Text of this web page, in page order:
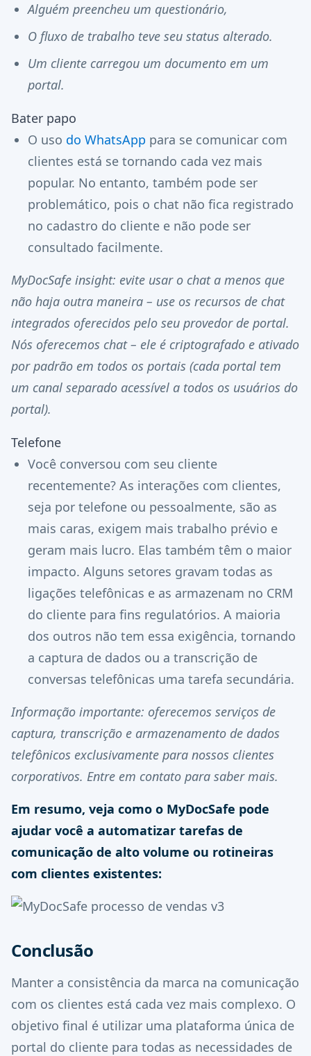
Alguém preencheu um questionário,
O fluxo de trabalho teve seu status alterado.
Um cliente carregou um documento em um
portal.
Bater papo
O uso do WhatsApp para se comunicar com
clientes está se tornando cada vez mais
popular. No entanto, também pode ser
problemático, pois o chat não fica registrado
no cadastro do cliente e não pode ser
consultado facilmente.
MyDocSafe insight: evite usar o chat a menos que
não haja outra maneira – use os recursos de chat
integrados oferecidos pelo seu provedor de portal.
Nós oferecemos chat – ele é criptografado e ativado
por padrão em todos os portais (cada portal tem
um canal separado acessível a todos os usuários do
portal).
Telefone
Você conversou com seu cliente
recentemente? As interações com clientes,
seja por telefone ou pessoalmente, são as
mais caras, exigem mais trabalho prévio e
geram mais lucro. Elas também têm o maior
impacto. Alguns setores gravam todas as
ligações telefônicas e as armazenam no CRM
do cliente para fins regulatórios. A maioria
dos outros não tem essa exigência, tornando
a captura de dados ou a transcrição de
conversas telefônicas uma tarefa secundária.
Informação importante: oferecemos serviços de
captura, transcrição e armazenamento de dados
telefônicos exclusivamente para nossos clientes
corporativos. Entre em contato para saber mais.
Em resumo, veja como o MyDocSafe pode
ajudar você a automatizar tarefas de
comunicação de alto volume ou rotineiras
com clientes existentes:
Conclusão
Manter a consistência da marca na comunicação
com os clientes está cada vez mais complexo. O
objetivo final é utilizar uma plataforma única de
portal do cliente para todas as necessidades de